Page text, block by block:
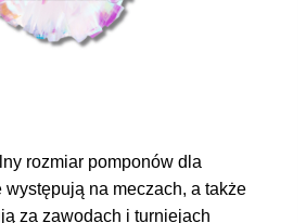
rozmiar pomponów dla
występują na meczach, a także
za zawodach i turniejach